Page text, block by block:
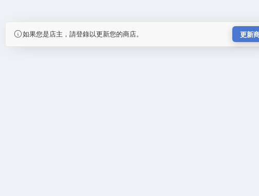
如果您是店主，請登錄以更新您的商店。 更新